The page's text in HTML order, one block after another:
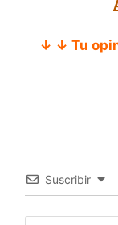
↓ ↓ Tu
Suscribir